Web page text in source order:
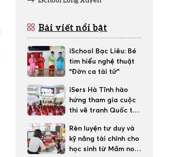
Bài viết nổi bật
iSchool Bạc Liêu: Bé
tìm hiểu nghệ thuật
“Đờn ca tài tử”
iSers Hà Tĩnh hào
hứng tham gia cuộc
thi vẽ tranh Quốc tế
mơ ước”
Rèn luyện tư duy và
kỹ năng tài chính cho
học sinh từ Mầm non,